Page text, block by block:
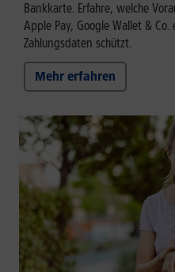
Bankkarte. Erfahre, welche
Apple Pay, Google Wallet &
Zahlungsdaten schützt.
Mehr erfahren